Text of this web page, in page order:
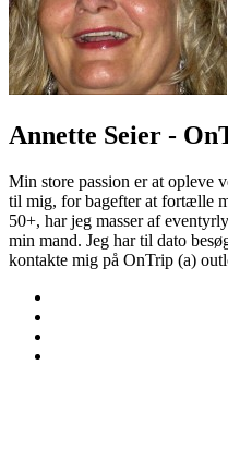
Annette Seier -
Min store passion er at opleve
til mig, for bagefter at fortælle
50+, har jeg masser af
min mand. Jeg har til dato
kontakte mig på OnTrip (a)